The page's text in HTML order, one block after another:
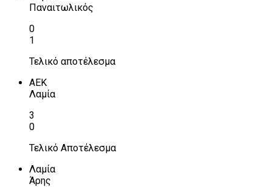
Παναιτωλικός
0
1
Τελικό αποτέλεσμα
ΑΕΚ
Λαμία
3
0
Τελικό Αποτέλεσμα
Λαμία
Άρης